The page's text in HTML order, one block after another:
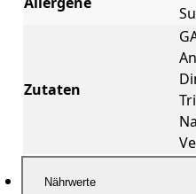
Zutaten
Nährwerte